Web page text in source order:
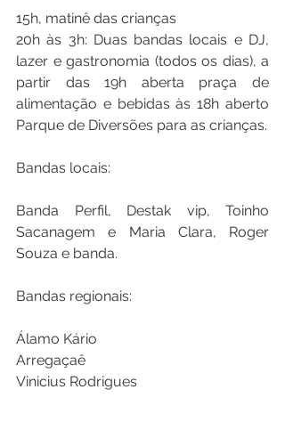
15h, matinê das crianças
20h às 3h: Duas bandas locais e DJ,
lazer e gastronomia (todos os dias), a
partir das 19h aberta praça de
alimentação e bebidas às 18h aberto
Bandas locais:
Banda Perfil, Destak vip, Toinho
Sacanagem e Maria Clara, Roger
Souza e banda.
Bandas regionais:
Álamo Kário
Arregaçaê
Vinicius Rodrigues